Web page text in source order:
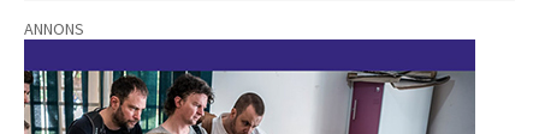
ANNONS